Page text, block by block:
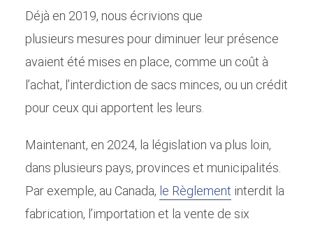
Déjà en 2019, nous écrivions que
plusieurs mesures pour diminuer leur présence
avaient été mises en place, comme un coût à
l’achat, l’interdiction de sacs minces, ou un crédit
pour ceux qui apportent les leurs.
Maintenant, en 2024, la législation va plus loin,
dans plusieurs pays, provinces et municipalités.
Par exemple, au Canada, le Règlement interdit la
fabrication, l’importation et la vente de six